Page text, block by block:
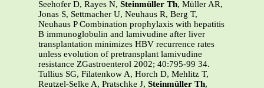
Seehofer D, Rayes N, Steinmüller Th, Müller AR,
Jonas S, Settmacher U, Neuhaus R, Berg T,
Neuhaus P Combination prophylaxis with hepatitis
B immunoglobulin and lamivudine after liver
transplantation minimizes HBV recurrence rates
unless evolution of pretransplant lamivudine
resistance ZGastroenterol 2002; 40:795-99 34.
Tullius SG, Filatenkow A, Horch D, Mehlitz T,
Reutzel-Selke A, Pratschke J, Steinmüller Th,